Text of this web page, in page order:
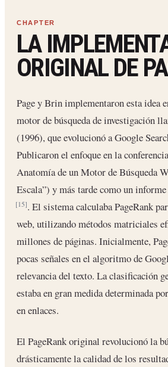
LA
ORIGINAL DE
Page y Brin implementaron esta idea
motor de búsqueda de investigación
(1996), que evolucionó a Google
Publicaron el enfoque en la
Anatomía de un Motor de Búsqueda
Escala”) y más tarde como un
[15]. El sistema calculaba PageRank
web, utilizando métodos matriciales
millones de páginas. Inicialmente,
pocas señales en el algoritmo de
relevancia del texto. La clasificación
estaba en gran medida determinada
en enlaces.
El PageRank original revolucionó la
drásticamente la calidad de los